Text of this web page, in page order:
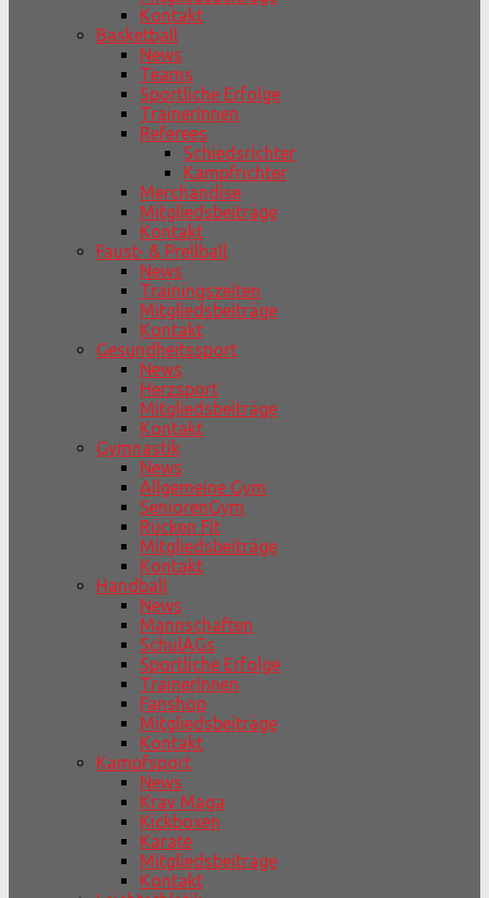
Kontakt
Basketball
News
Teams
Sportliche Erfolge
TrainerInnen
Referees
Schiedsrichter
Kampfrichter
Merchandise
Mitgliedsbeiträge
Kontakt
Faust- & Prellball
News
Trainingszeiten
Mitgliedsbeiträge
Kontakt
Gesundheitssport
News
Herzsport
Mitgliedsbeiträge
Kontakt
Gymnastik
News
Allgemeine Gym
SeniorenGym
Rücken Fit
Mitgliedsbeiträge
Kontakt
Handball
News
Mannschaften
SchulAGs
Sportliche Erfolge
TrainerInnen
Fanshop
Mitgliedsbeiträge
Kontakt
Kampfsport
News
Krav Maga
Kickboxen
Karate
Mitgliedsbeiträge
Kontakt